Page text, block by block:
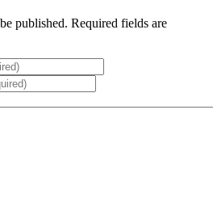
published. Required fields are